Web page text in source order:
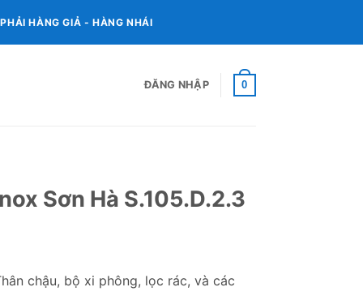
HÀNG GIẢ - HÀNG NHÁI
ĐĂNG NHẬP 0
Sơn Hà S.105.D.2.3
chậu, bộ xi phông, lọc rác, và các